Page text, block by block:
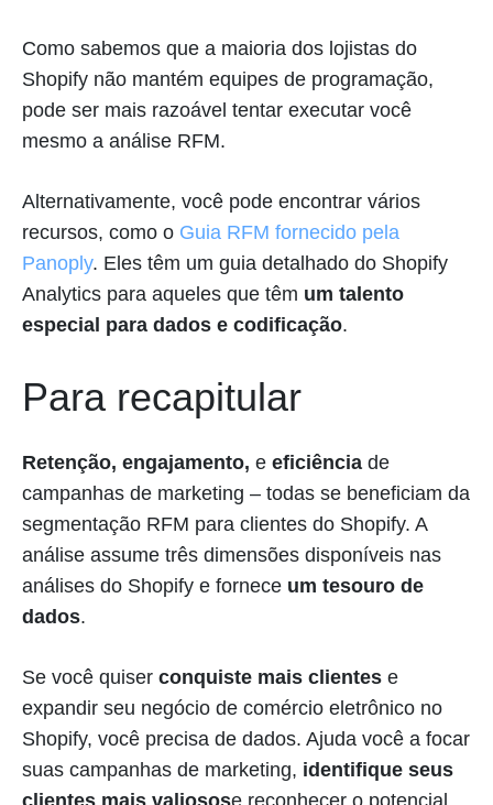
Como sabemos que a maioria dos lojistas do
Shopify não mantém equipes de programação,
pode ser mais razoável tentar executar você
mesmo a análise RFM.
Alternativamente, você pode encontrar vários
recursos, como o Guia RFM fornecido pela
Panoply. Eles têm um guia detalhado do Shopify
Analytics para aqueles que têm um talento
especial para dados e codificação.
Para recapitular
Retenção, engajamento, e eficiência de
campanhas de marketing – todas se beneficiam da
segmentação RFM para clientes do Shopify. A
análise assume três dimensões disponíveis nas
análises do Shopify e fornece um tesouro de
dados.
Se você quiser conquiste mais clientes e
expandir seu negócio de comércio eletrônico no
Shopify, você precisa de dados. Ajuda você a focar
suas campanhas de marketing, identifique seus